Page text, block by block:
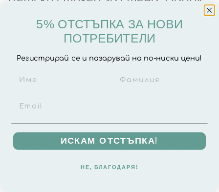
детенце.
Стикерите са самозалепващи и са подходящи
Финалният размер зависи от разстоянието, на
5% ОТСТЪПКА ЗА НОВИ
ПОТРЕБИТЕЛИ
Регистрирай се и пазарувай на по-ниски цени!
ИСКАМ ОТСТЪПКА!
НЕ, БЛАГОДАРЯ!